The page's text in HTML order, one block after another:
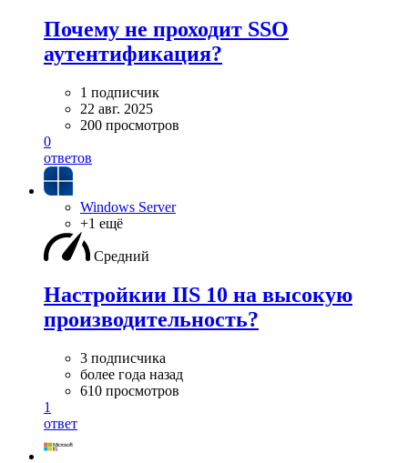
Почему не проходит SSO
аутентификация?
1 подписчик
22 авг. 2025
200 просмотров
0
ответов
Windows Server
+1 ещё
Средний
Настройкии IIS 10 на высокую
производительность?
3 подписчика
более года назад
610 просмотров
1
ответ